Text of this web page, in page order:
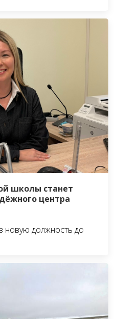
школы станет
центра
новую должность до